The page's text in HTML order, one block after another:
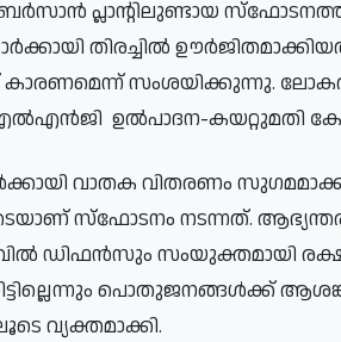
പ്ലാന്റിലുണ്ടായ
തിരച്ചിൽ
സംശയിക്കുന്നു.
ഉൽപാദന-കയറ്റുമതി
വാതക വിതരണം
സ്ഫോടനം നടന്നത്.
ഡിഫൻസും സംയുക്തമായി
പൊതുജനങ്ങൾക്ക്
വ്യക്തമാക്കി.